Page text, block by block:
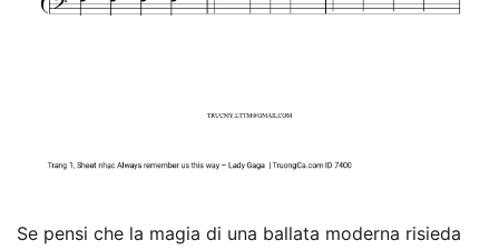
Se pensi che la magia di una ballata moderna risieda